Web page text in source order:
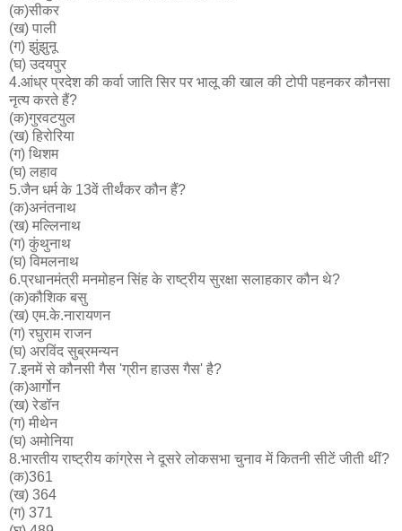
(क)सीकर
(ख) पाली
(ग) झुंझुनू
(घ) उदयपुर
4.आंध्र प्रदेश की कर्वा जाति सिर पर भालू की खाल की टोपी पहनकर कौनसा
नृत्य करते हैं?
(क)गुरवटयुल
(ख) हिरोरिया
(ग) थिशम
(घ) लहाव
5.जैन धर्म के 13वें तीर्थंकर कौन हैं?
(क)अनंतनाथ
(ख) मल्लिनाथ
(ग) कुंथुनाथ
(घ) विमलनाथ
6.प्रधानमंत्री मनमोहन सिंह के राष्ट्रीय सुरक्षा सलाहकार कौन थे?
(क)कौशिक बसु
(ख) एम.के.नारायणन
(ग) रघुराम राजन
(घ) अरविंद सुब्रमन्यन
7.इनमें से कौनसी गैस 'ग्रीन हाउस गैस' है?
(क)आर्गोन
(ख) रेडॉन
(ग) मीथेन
(घ) अमोनिया
8.भारतीय राष्ट्रीय कांग्रेस ने दूसरे लोकसभा चुनाव में कितनी सीटें जीती थीं?
(क)361
(ख) 364
(ग) 371